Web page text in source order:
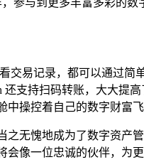
参与到更多丰富多彩的数
交易记录，都可以通过
支持扫码转账，大大提
操控着自己的数字财富飞
无愧地成为了数字资产
像一位忠诚的伙伴，为